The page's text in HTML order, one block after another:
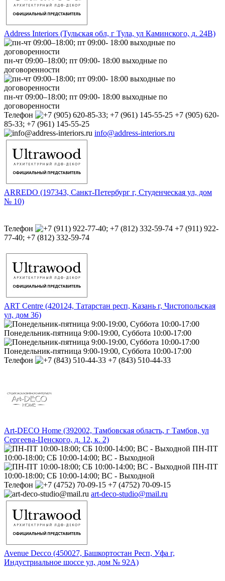
Address Interiors (Тульская обл, г Тула, ул Каминского, д. 24В)
пн-чт 09:00–18:00; пт 09:00- 18:00 выходные по
договоренности
пн-чт 09:00–18:00; пт 09:00- 18:00 выходные по
договоренности
Телефон
+7 (905) 620-
85-33; +7 (961) 145-55-25
info@address-interiors.ru
ARREDO (197343, Санкт-Петербург г, Студенческая ул, дом
№ 10)
Телефон
+7 (911) 922-
77-40; +7 (812) 332-59-74
ART Centre (420124, Татарстан респ, Казань г, Чистопольская
ул, дом 36)
Понедельник-пятница 9:00-19:00, Суббота 10:00-17:00
Понедельник-пятница 9:00-19:00, Суббота 10:00-17:00
Телефон
+7 (843) 510-44-33
Art-DECO Home (392002, Тамбовская область, г Тамбов, ул
Сергеева-Ценского, д. 12, к. 2)
ПН-ПТ
10:00-18:00; СБ 10:00-14:00; ВС - Выходной
ПН-ПТ
10:00-18:00; СБ 10:00-14:00; ВС - Выходной
Телефон
+7 (4752) 70-09-15
art-deco-studio@mail.ru
Avenue Decco (450027, Башкортостан Респ, Уфа г,
Индустриальное шоссе ул, дом № 92А)